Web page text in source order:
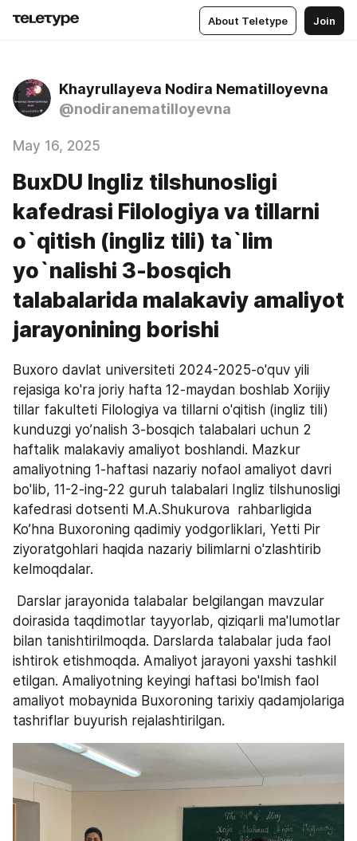
About Teletype Join
Khayrullayeva Nodira Nematilloyevna
@nodiranematilloyevna
May 16, 2025
BuxDU Ingliz tilshunosligi
kafedrasi Filologiya va tillarni
o`qitish (ingliz tili) ta`lim
yo`nalishi 3-bosqich
talabalarida malakaviy amaliyot
jarayonining borishi
Buxoro davlat universiteti 2024-2025-o'quv yili
rejasiga ko'ra joriy hafta 12-maydan boshlab Xorijiy
tillar fakulteti Filologiya va tillarni o'qitish (ingliz tili)
kunduzgi yo’nalish 3-bosqich talabalari uchun 2
haftalik malakaviy amaliyot boshlandi. Mazkur
amaliyotning 1-haftasi nazariy nofaol amaliyot davri
bo'lib, 11-2-ing-22 guruh talabalari Ingliz tilshunosligi
kafedrasi dotsenti M.A.Shukurova  rahbarligida
Ko’hna Buxoroning qadimiy yodgorliklari, Yetti Pir
ziyoratgohlari haqida nazariy bilimlarni o'zlashtirib
kelmoqdalar.
doirasida taqdimotlar tayyorlab, qiziqarli ma'lumotlar
bilan tanishtirilmoqda. Darslarda talabalar juda faol
ishtirok etishmoqda. Amaliyot jarayoni yaxshi tashkil
etilgan. Amaliyotning keyingi haftasi bo'lmish faol
amaliyot mobaynida Buxoroning tarixiy qadamjolariga
tashriflar buyurish rejalashtirilgan.